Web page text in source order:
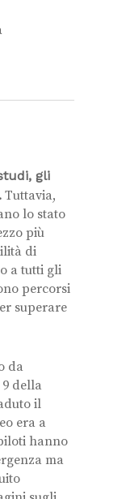
gli
Tuttavia,
lo stato
più
di
a tutti gli
percorsi
superare
da
della
il
era a
hanno
ma